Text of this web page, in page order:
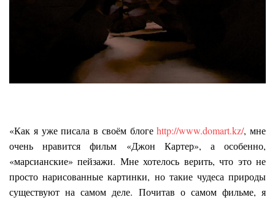
«Как я уже писала в своём блогеhttp://www.domart.kz/, мне
очень нравится фильм «Джон Картер», а особенно,
«марсианские» пейзажи. Мне хотелось верить, что это не
просто нарисованные картинки, но такие чудеса природы
существуют на самом деле. Почитав о самом фильме, я